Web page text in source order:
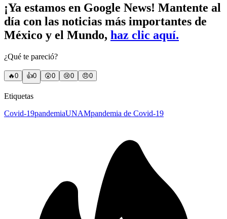
¡Ya estamos en Google News! Mantente al
día con las noticias más importantes de
México y el Mundo, haz clic aquí.
¿Qué te pareció?
🔥0 👍0 😲0 😢0 😠0
Etiquetas
Covid-19pandemiaUNAMpandemia de Covid-19